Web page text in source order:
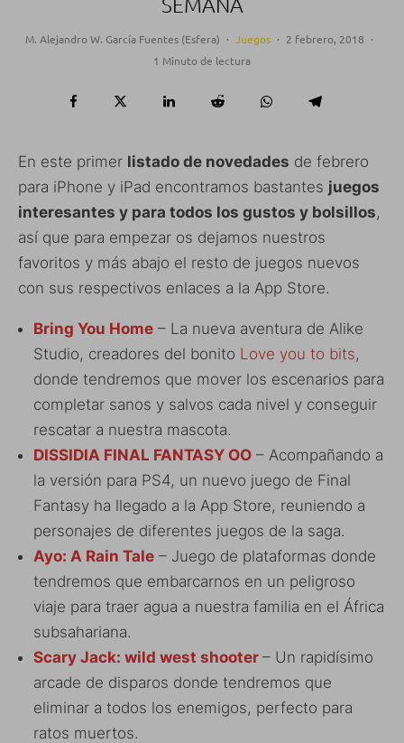
M. Alejandro W. García Fuentes (Esfera) · Juegos · 2 febrero, 2018 ·
1 Minuto de lectura
En este primer listado de novedades de febrero
para iPhone y iPad encontramos bastantes juegos
interesantes y para todos los gustos y bolsillos,
así que para empezar os dejamos nuestros
favoritos y más abajo el resto de juegos nuevos
con sus respectivos enlaces a la App Store.
Bring You Home – La nueva aventura de Alike
Studio, creadores del bonito Love you to bits,
donde tendremos que mover los escenarios para
completar sanos y salvos cada nivel y conseguir
rescatar a nuestra mascota.
DISSIDIA FINAL FANTASY OO – Acompañando a
la versión para PS4, un nuevo juego de Final
Fantasy ha llegado a la App Store, reuniendo a
personajes de diferentes juegos de la saga.
Ayo: A Rain Tale – Juego de plataformas donde
tendremos que embarcarnos en un peligroso
viaje para traer agua a nuestra familia en el África
subsahariana.
Scary Jack: wild west shooter – Un rapidísimo
arcade de disparos donde tendremos que
eliminar a todos los enemigos, perfecto para
ratos muertos.